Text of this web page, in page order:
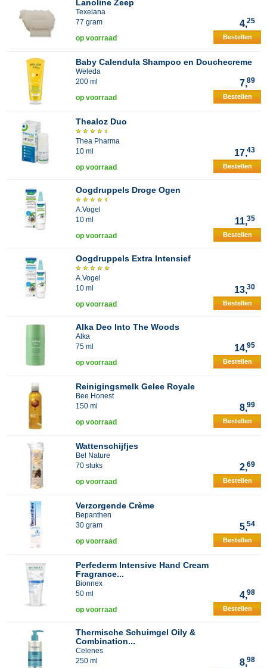
Lanoline Zeep
Texelana
77 gram
4,25
op voorraad Bestellen
Baby Calendula Shampoo en Douchecreme
Weleda
200 ml
7,89
op voorraad Bestellen
Thealoz Duo
Thea Pharma
10 ml
17,43
op voorraad Bestellen
Oogdruppels Droge Ogen
A.Vogel
10 ml
11,35
op voorraad Bestellen
Oogdruppels Extra Intensief
A.Vogel
10 ml
13,30
op voorraad Bestellen
Alka Deo Into The Woods
Alka
75 ml
14,95
op voorraad Bestellen
Reinigingsmelk Gelee Royale
Bee Honest
150 ml
8,99
op voorraad Bestellen
Wattenschijfjes
Bel Nature
70 stuks
2,69
op voorraad Bestellen
Verzorgende Crème
Bepanthen
30 gram
5,54
op voorraad Bestellen
Perfederm Intensive Hand Cream
Fragrance...
Bionnex
50 ml
4,98
op voorraad Bestellen
Thermische Schuimgel Oily &
Combination...
Celenes
250 ml
8,98